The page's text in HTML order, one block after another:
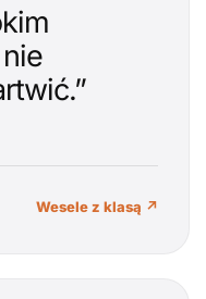
Wesele z klasą ↗